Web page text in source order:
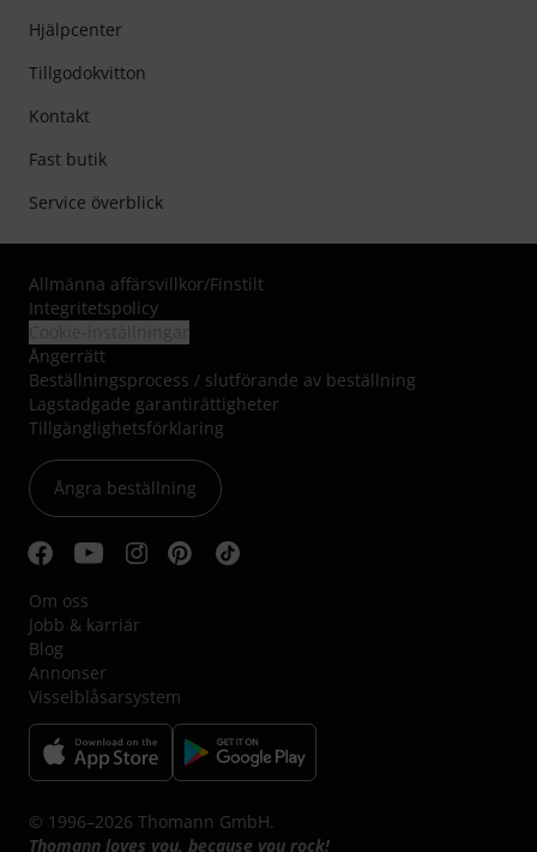
Hjälpcenter
Tillgodokvitton
Kontakt
Fast butik
Service överblick
Allmänna affärsvillkor/Finstilt
Integritetspolicy
Ångerrätt
Beställningsprocess / slutförande av beställning
Lagstadgade garantirättigheter
Tillgänglighetsförklaring
Ångra beställning
Om oss
Jobb & karriär
Blog
Annonser
Visselblåsarsystem
© 1996–2026 Thomann GmbH.
Thomann loves you, because you rock!